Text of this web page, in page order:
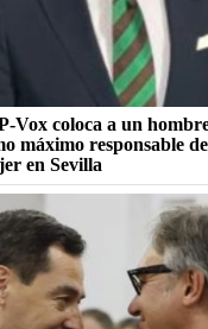
Vox coloca a un
máximo responsable
en Sevilla